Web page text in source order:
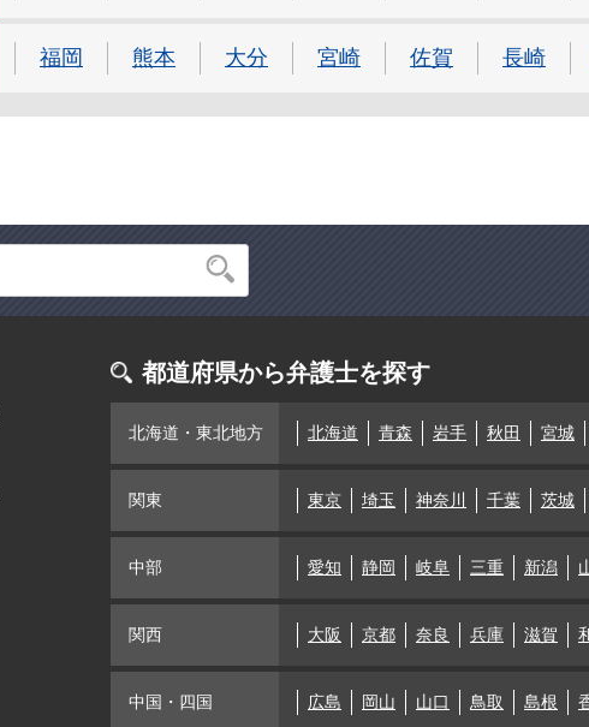
福岡 熊本 大分 宮崎 佐賀 長崎
都道府県から弁護士を探す
北海道・東北地方 北海道 青森 岩手 秋田 宮城
関東 東京 埼玉 神奈川 千葉 茨城
中部 愛知 静岡 岐阜 三重 新潟
関西 大阪 京都 奈良 兵庫 滋賀
中国・四国 広島 岡山 山口 鳥取 島根